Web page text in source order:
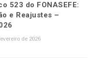
523 do FONASEFE:
e Reajustes –
de 2026